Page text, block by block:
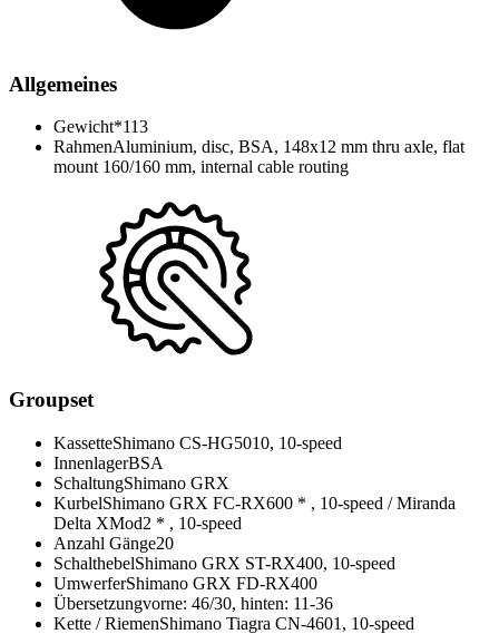
Allgemeines
Gewicht*113
RahmenAluminium, disc, BSA, 148x12 mm thru axle, flat
mount 160/160 mm, internal cable routing
Groupset
KassetteShimano CS-HG5010, 10-speed
InnenlagerBSA
SchaltungShimano GRX
KurbelShimano GRX FC-RX600 * , 10-speed / Miranda
Delta XMod2 * , 10-speed
Anzahl Gänge20
SchalthebelShimano GRX ST-RX400, 10-speed
UmwerferShimano GRX FD-RX400
Übersetzungvorne: 46/30, hinten: 11-36
Kette / RiemenShimano Tiagra CN-4601, 10-speed